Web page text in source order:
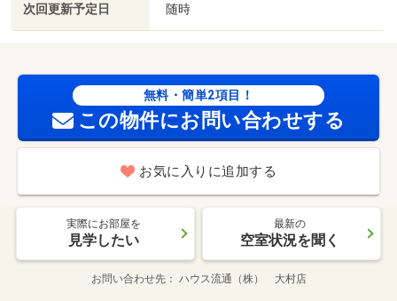
次回更新予定日 随時
無料・簡単2項目！
この物件にお問い合わせする
お気に入りに追加する
実際にお部屋を
見学したい
最新の
空室状況を聞く
お問い合わせ先 ハウス流通（株） 大村店